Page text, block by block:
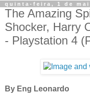
quinta-feira, 1 de
The Amazing
Shocker, Harry
- Playstation 4
By Eng Leonardo